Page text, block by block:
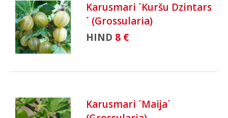
Karusmari ´Kuršu Dzintars
´ (Grossularia)
HIND 8 €
Karusmari ´Maija´